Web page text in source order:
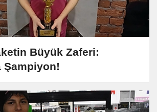
Büyük Zaferi:
Şampiyon!